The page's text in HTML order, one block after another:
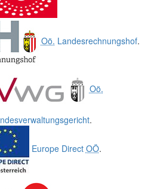
Oö. Landesrechnungshof.
Oö.
.
Europe Direct OÖ.